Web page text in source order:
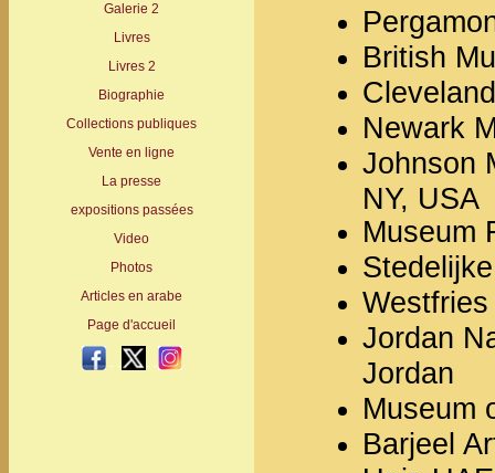
Galerie 2
Livres
Livres 2
Biographie
Collections publiques
Vente en ligne
La presse
expositions passées
Video
Photos
Articles en arabe
Page d'accueil
- - - -
British
Newark
Johnson
NY, USA
Museum
Jordan
Jordan
Museum
Barjeel